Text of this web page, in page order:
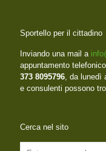
Sportello per il cittadino
Inviando una mail a
appuntamento
373 8095796, da lunedì
e consulenti possono
Cerca nel sito